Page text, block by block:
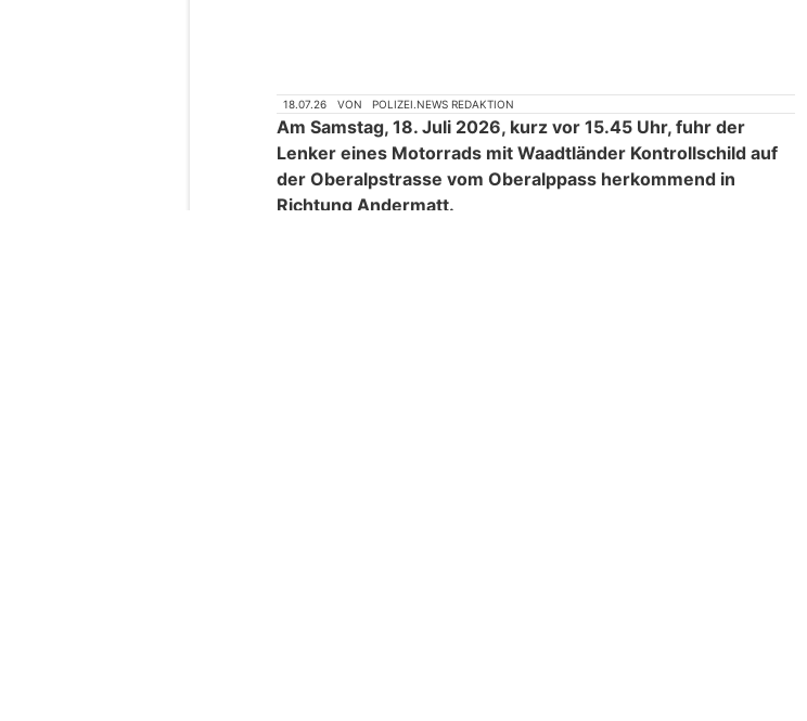
18.07.26 VON POLIZEI.NEWS REDAKTION
Am Samstag, 18. Juli 2026, kurz vor 15.45 Uhr, fuhr der
Lenker eines Motorrads mit Waadtländer Kontrollschild auf
der Oberalpstrasse vom Oberalppass herkommend in
Richtung Andermatt.